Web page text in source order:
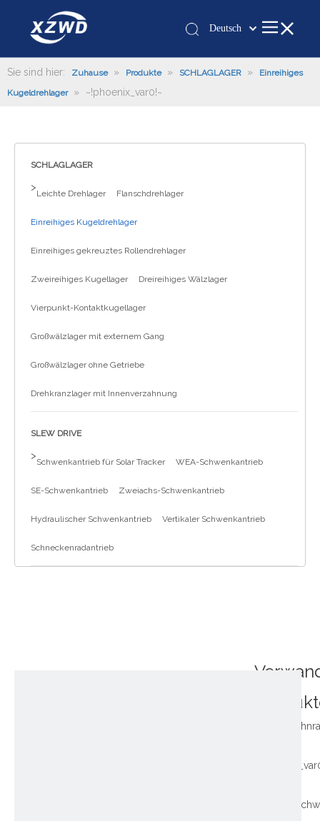
Deutsch
românesc
العربية
Sie sind hier: Zuhause » Produkte » SCHLAGLAGER »
Einreihiges
Kugeldrehlager
» ~!phoenix_var0!~
SCHLAGLAGER
>
Leichte Drehlager Flanschdrehlager
Einreihiges Kugeldrehlager
Einreihiges gekreuztes Rollendrehlager
Zweireihiges Kugellager Dreireihiges Wälzlager
Vierpunkt-Kontaktkugellager
Großwälzlager mit externem Gang
Großwälzlager ohne Getriebe
Drehkranzlager mit Innenverzahnung
SLEW DRIVE
>
Schwenkantrieb für Solar Tracker WEA-Schwenkantrieb
SE-Schwenkantrieb Zweiachs-Schwenkantrieb
Hydraulischer Schwenkantrieb Vertikaler Schwenkantrieb
Schneckenradantrieb